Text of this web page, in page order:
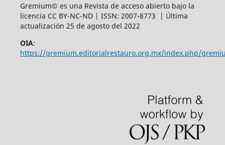
Gremium© es una Revista de acceso abierto bajo la
licencia CC BY-NC-ND | ISSN: 2007-8773 | Última
actualización 25 de agosto del 2022
OIA:
https://gremium.editorialrestauro.org.mx/index.php/